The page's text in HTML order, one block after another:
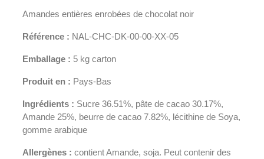
Amandes entières enrobées de chocolat noir
Référence : NAL-CHC-DK-00-00-XX-05
Emballage : 5 kg carton
Produit en : Pays-Bas
Ingrédients : Sucre 36.51%, pâte de cacao 30.17%,
Amande 25%, beurre de cacao 7.82%, lécithine de Soya,
gomme arabique
Allergènes : contient Amande, soja. Peut contenir des